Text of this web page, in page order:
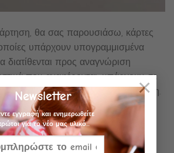
Newsletter
εγγραφή και ενημερωθείτε
για το νέο μας υλικό...
×
θα σας παρουσιάσω, κάρτες
υπάρχουν υπογραμμισμένα
διατίθενται προς αναγνώριση
που αναφέρονται, υπάρχουν σε
δύο αριθμούς και σε όλα τα γένη.
να το κατεβάσεις
CONTINUE READING →